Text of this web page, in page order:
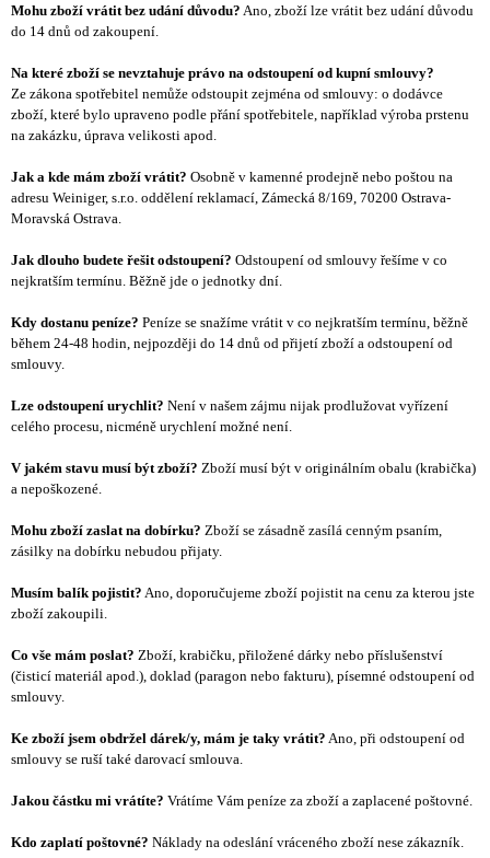
Mohu zboží vrátit bez udání důvodu? Ano, zboží lze vrátit bez udání důvodu
do 14 dnů od zakoupení.
Na které zboží se nevztahuje právo na odstoupení od kupní smlouvy?
Ze zákona spotřebitel nemůže odstoupit zejména od smlouvy: o dodávce
zboží, které bylo upraveno podle přání spotřebitele, například výroba prstenu
na zakázku, úprava velikosti apod.
Jak a kde mám zboží vrátit? Osobně v kamenné prodejně nebo poštou na
adresu Weiniger, s.r.o. oddělení reklamací, Zámecká 8/169, 70200 Ostrava-
Moravská Ostrava.
Jak dlouho budete řešit odstoupení? Odstoupení od smlouvy řešíme v co
nejkratším termínu. Běžně jde o jednotky dní.
Kdy dostanu peníze? Peníze se snažíme vrátit v co nejkratším termínu, běžně
během 24-48 hodin, nejpozději do 14 dnů od přijetí zboží a odstoupení od
smlouvy.
Lze odstoupení urychlit? Není v našem zájmu nijak prodlužovat vyřízení
celého procesu, nicméně urychlení možné není.
V jakém stavu musí být zboží? Zboží musí být v originálním obalu (krabička)
a nepoškozené.
Mohu zboží zaslat na dobírku? Zboží se zásadně zasílá cenným psaním,
zásilky na dobírku nebudou přijaty.
Musím balík pojistit? Ano, doporučujeme zboží pojistit na cenu za kterou jste
zboží zakoupili.
Co vše mám poslat? Zboží, krabičku, přiložené dárky nebo příslušenství
(čisticí materiál apod.), doklad (paragon nebo fakturu), písemné odstoupení od
smlouvy.
Ke zboží jsem obdržel dárek/y, mám je taky vrátit? Ano, při odstoupení od
smlouvy se ruší také darovací smlouva.
Jakou částku mi vrátíte? Vrátíme Vám peníze za zboží a zaplacené poštovné.
Kdo zaplatí poštovné? Náklady na odeslání vráceného zboží nese zákazník.